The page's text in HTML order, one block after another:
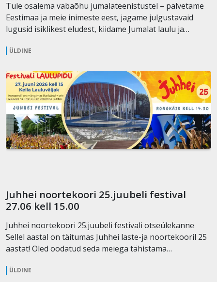
Tule osalema vabaõhu jumalateenistustel – palvetame
Eestimaa ja meie inimeste eest, jagame julgustavaid
lugusid isiklikest eludest, kiidame Jumalat laulu ja…
ÜLDINE
Juhhei noortekoori 25.juubeli festival
27.06 kell 15.00
Juhhei noortekoori 25.juubeli festivali otseülekanne
Sellel aastal on täitumas Juhhei laste-ja noortekooril 25
aastat! Oled oodatud seda meiega tähistama…
ÜLDINE